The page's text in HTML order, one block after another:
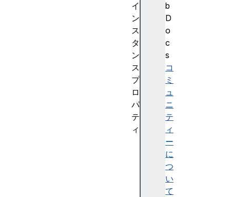
b
D
o
c
s
コ
ミ
ュ
ニ
テ
ィ
ー
に
つ
い
て
イ
ン
ス
タ
ン
ス
プ
ロ
パ
テ
ィ